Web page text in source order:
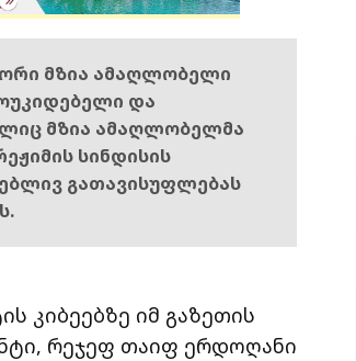
მზია ამაღლობელი
და
მზია ამაღლობელმა
სინდისის
გათავისუფლებას
კიბეებზე იმ გაზეთის
რეჯეფ თაიფ ერდოღანი